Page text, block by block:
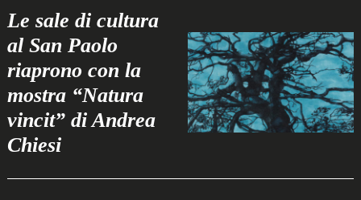
Le sale di cultura
al San Paolo
riaprono con la
mostra “Natura
vincit” di Andrea
Chiesi